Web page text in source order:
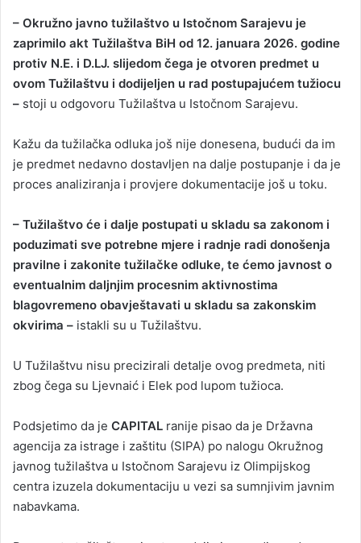
– Okružno javno tužilaštvo u Istočnom Sarajevu je
zaprimilo akt Tužilaštva BiH od 12. januara 2026. godine
protiv N.E. i D.LJ. slijedom čega je otvoren predmet u
ovom Tužilaštvu i dodijeljen u rad postupajućem tužiocu
– stoji u odgovoru Tužilaštva u Istočnom Sarajevu.
Kažu da tužilačka odluka još nije donesena, budući da im
je predmet nedavno dostavljen na dalje postupanje i da je
proces analiziranja i provjere dokumentacije još u toku.
– Tužilaštvo će i dalje postupati u skladu sa zakonom i
poduzimati sve potrebne mjere i radnje radi donošenja
pravilne i zakonite tužilačke odluke, te ćemo javnost o
eventualnim daljnjim procesnim aktivnostima
blagovremeno obavještavati u skladu sa zakonskim
okvirima – istakli su u Tužilaštvu.
U Tužilaštvu nisu precizirali detalje ovog predmeta, niti
zbog čega su Ljevnaić i Elek pod lupom tužioca.
Podsjetimo da je CAPITAL ranije pisao da je Državna
agencija za istrage i zaštitu (SIPA) po nalogu Okružnog
javnog tužilaštva u Istočnom Sarajevu iz Olimpijskog
centra izuzela dokumentaciju u vezi sa sumnjivim javnim
nabavkama.